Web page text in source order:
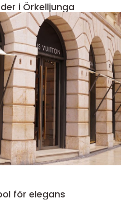
i Örkelljunga
för elegans